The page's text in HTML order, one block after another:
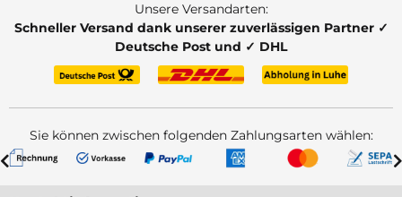
Unsere Versandarten:
Schneller Versand dank unserer zuverlässigen Partner ✓
Deutsche Post und ✓ DHL
Sie können zwischen folgenden Zahlungsarten wählen: